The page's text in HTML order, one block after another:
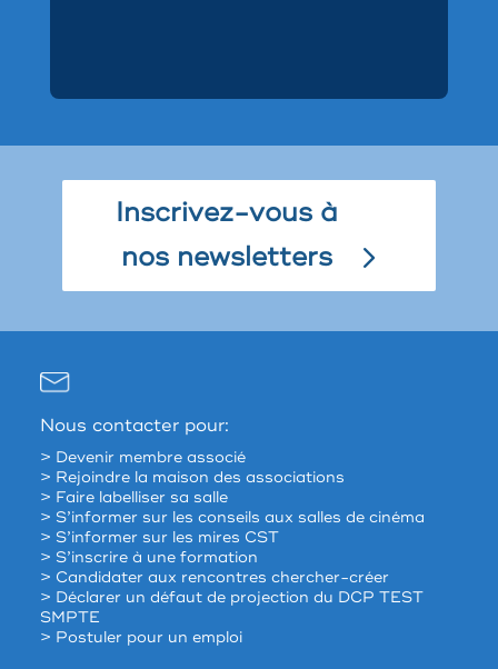
Inscrivez-vous à
nos newsletters
Nous contacter pour:
> Devenir membre associé
> Rejoindre la maison des associations
> Faire labelliser sa salle
> S’informer sur les conseils aux salles de cinéma
> S’informer sur les mires CST
> S’inscrire à une formation
> Candidater aux rencontres chercher-créer
> Déclarer un défaut de projection du DCP TEST
SMPTE
> Postuler pour un emploi